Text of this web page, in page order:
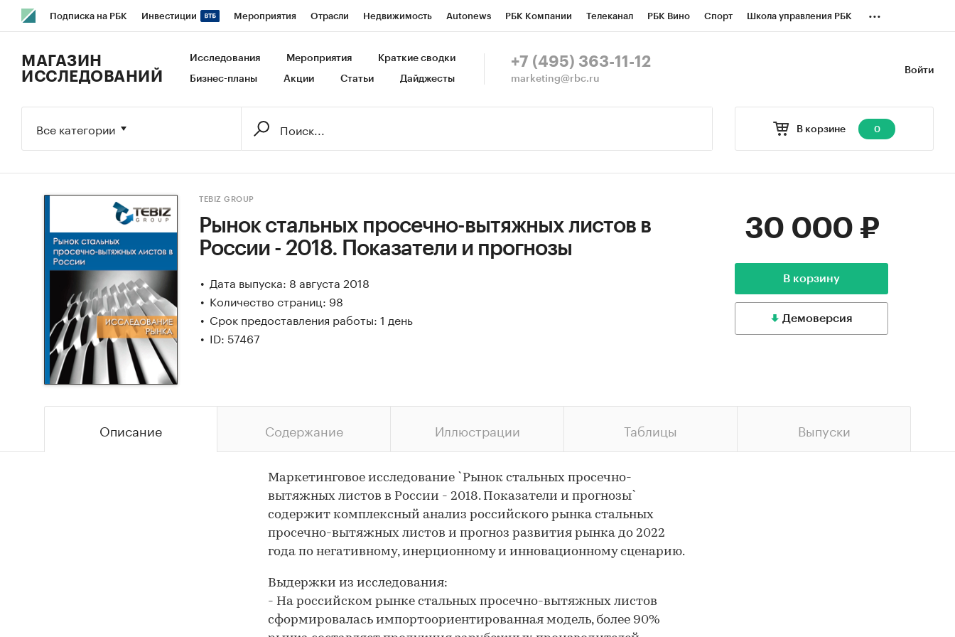
Подписка на РБК Инвестиции Мероприятия Отрасли Недвижимость Autonews РБК Компании Телеканал РБК Вино Спорт Школа управления РБК
Исследования Кредитные рейтинги Франшизы Газета Спецпроекты СПб Конференции СПб Спецпроекты
...
Войти
МАГАЗИН
ИССЛЕДОВАНИЙ
Исследования Мероприятия Краткие сводки
Бизнес-планы Акции Статьи Дайджесты
+7 (495) 363-11-12
marketing@rbc.ru
В корзине 0
Все категории
TEBIZ GROUP
Рынок стальных просечно-вытяжных листов в
России - 2018. Показатели и прогнозы
Дата выпуска: 8 августа 2018
Количество страниц: 98
Срок предоставления работы: 1 день
ID: 57467
30 000 ₽
В корзину
Демоверсия
Описание Содержание Иллюстрации Таблицы Выпуски
Маркетинговое исследование `Рынок стальных просечно-
вытяжных листов в России - 2018. Показатели и прогнозы`
содержит комплексный анализ российского рынка стальных
просечно-вытяжных листов и прогноз развития рынка до 2022
года по негативному, инерционному и инновационному сценарию.
Выдержки из исследования:
- На российском рынке стальных просечно-вытяжных листов
сформировалась импортоориентированная модель, более 90%